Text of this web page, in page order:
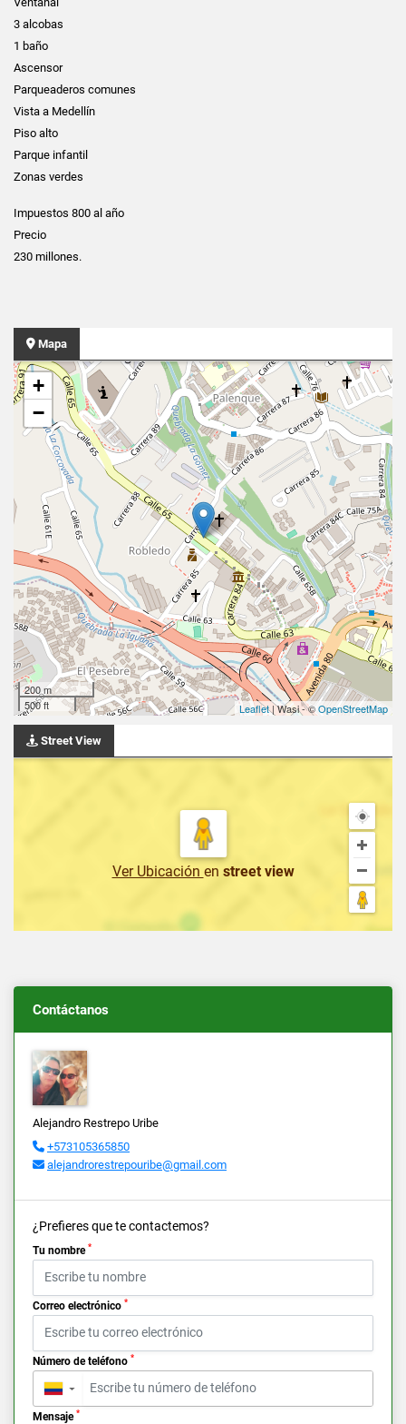
3 alcobas
1 baño
Ascensor
Parqueaderos comunes
Vista a Medellín
Piso alto
Parque infantil
Zonas verdes
Impuestos 800 al año
Precio
230 millones.
Mapa
+
−
200 m
500 ft
Leaflet| Wasi - ©OpenStreetMap
Street View
Ver Ubicación en street view
Contáctanos
Alejandro Restrepo Uribe
+573105365850
alejandrorestrepouribe@gmail.com
¿Prefieres que te contactemos?
Tu nombre *
Correo electrónico *
Número de teléfono *
▼
Mensaje *